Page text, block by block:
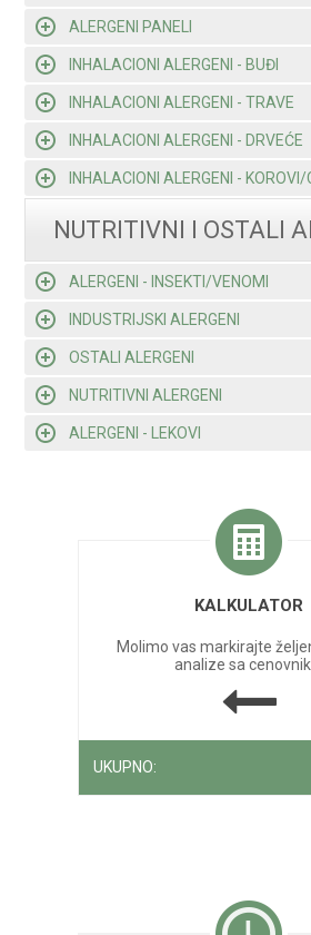
ALERGENI PANELI
INHALACIONI ALERGENI - BUĐI
INHALACIONI ALERGENI - TRAVE
INHALACIONI ALERGENI - DRVEĆE
INHALACIONI ALERGENI - KOROVI/
NUTRITIVNI I OSTALI
ALERGENI - INSEKTI/VENOMI
INDUSTRIJSKI ALERGENI
OSTALI ALERGENI
NUTRITIVNI ALERGENI
ALERGENI - LEKOVI
KALKULATOR
Molimo vas markirajte
analize sa
UKUPNO: